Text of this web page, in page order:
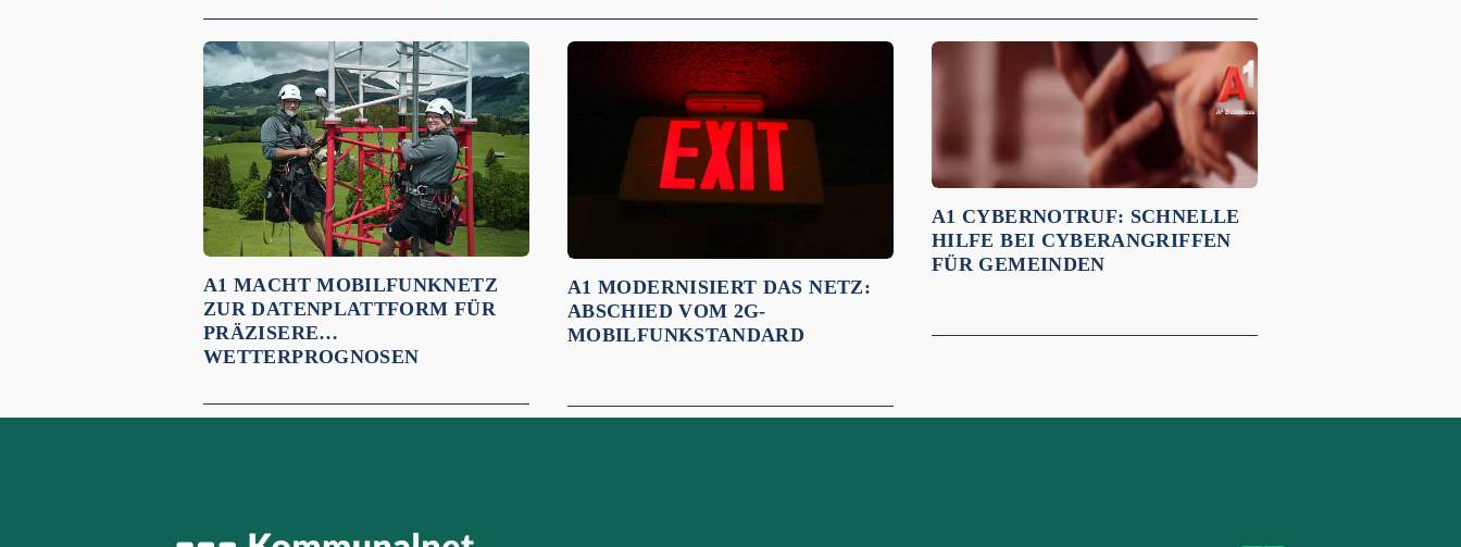
Empfehlungen für dich:
A1 MACHT MOBILFUNKNETZ
ZUR DATENPLATTFORM FÜR
PRÄZISERE
WETTERPROGNOSEN
A1 MODERNISIERT DAS NETZ:
ABSCHIED VOM 2G-
MOBILFUNKSTANDARD
A1 CYBERNOTRUF: SCHNELLE
HILFE BEI CYBERANGRIFFEN
FÜR GEMEINDEN